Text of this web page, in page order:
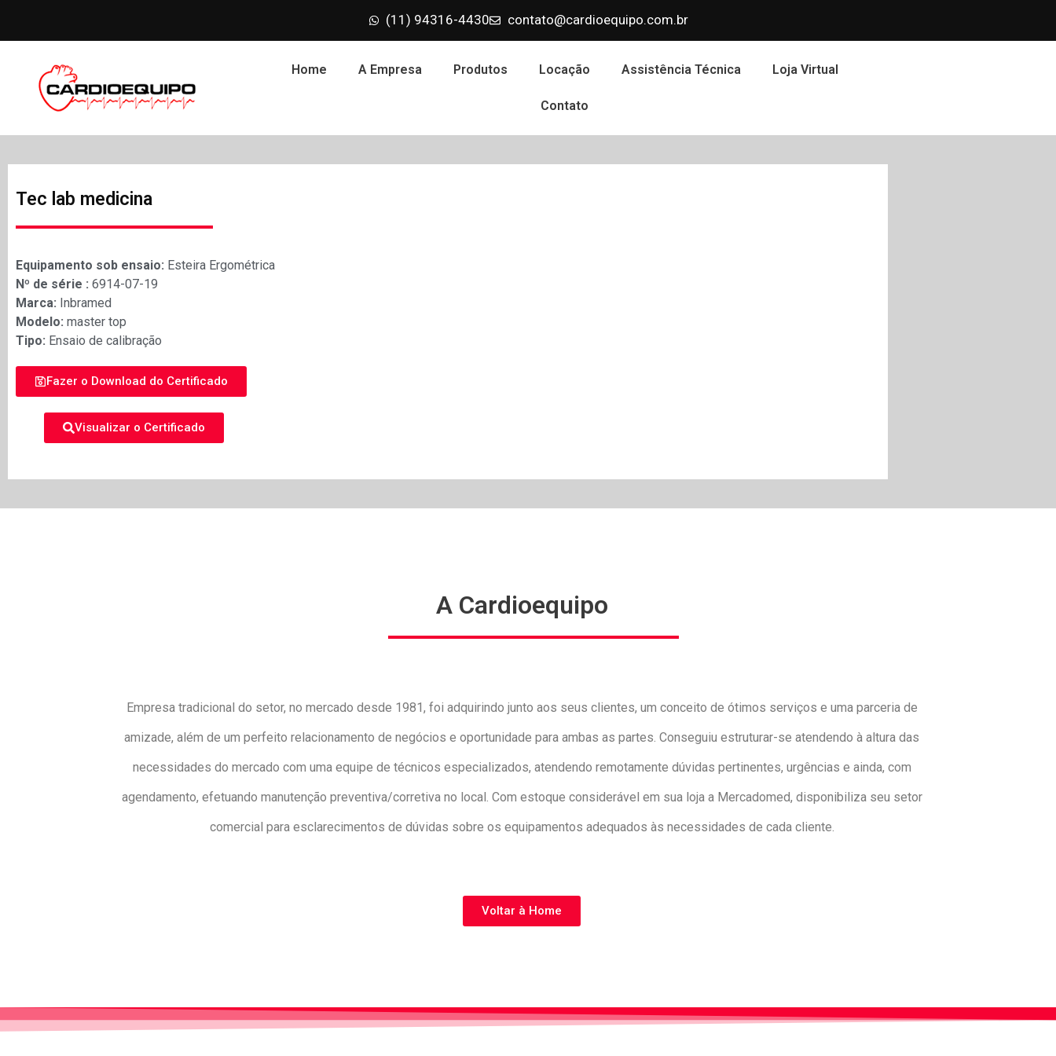
(11) 94316-4430 contato@cardioequipo.com.br
Home A Empresa Produtos Locação Assistência Técnica Loja Virtual
Contato
Tec lab medicina
Equipamento sob ensaio: Esteira Ergométrica
Nº de série : 6914-07-19
Marca: Inbramed
Modelo: master top
Tipo: Ensaio de calibração
Fazer o Download do Certificado
Visualizar o Certificado
A Cardioequipo
Empresa tradicional do setor, no mercado desde 1981, foi adquirindo junto aos seus clientes, um conceito de ótimos serviços e uma parceria de
amizade, além de um perfeito relacionamento de negócios e oportunidade para ambas as partes. Conseguiu estruturar-se atendendo à altura das
necessidades do mercado com uma equipe de técnicos especializados, atendendo remotamente dúvidas pertinentes, urgências e ainda, com
agendamento, efetuando manutenção preventiva/corretiva no local. Com estoque considerável em sua loja a Mercadomed, disponibiliza seu setor
comercial para esclarecimentos de dúvidas sobre os equipamentos adequados às necessidades de cada cliente.
Voltar à Home